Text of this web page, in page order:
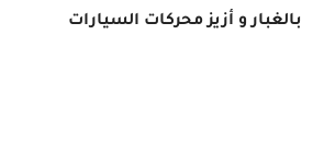
بالغبار و أزيز محركات السيارات